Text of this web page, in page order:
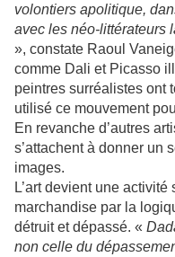
volontiers apolitique,
avec les néo-littérateurs
», constate Raoul
comme Dali et Picasso
peintres surréalistes ont
utilisé ce mouvement
En revanche d’autres
s’attachent à donner un
images.
L’art devient une
marchandise par la
détruit et dépassé. «
non celle du